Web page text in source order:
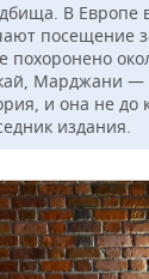
В Европе
посещение
Марджани —
и она не до
издания.